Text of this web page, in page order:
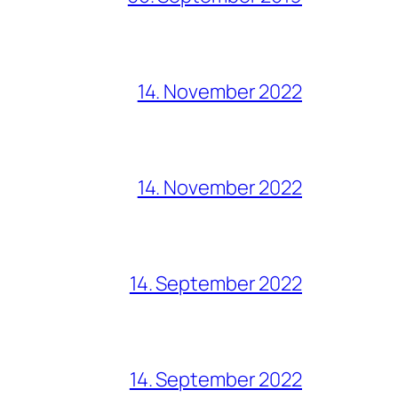
14. November 2022
14. November 2022
14. September 2022
14. September 2022